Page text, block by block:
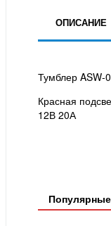
ОПИСАНИЕ
Тумблер ASW-
Красная
12В 20А